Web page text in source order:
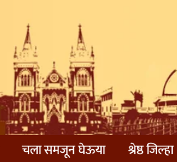
चला समजून घेऊया श्रेष्ठ जिल्हा